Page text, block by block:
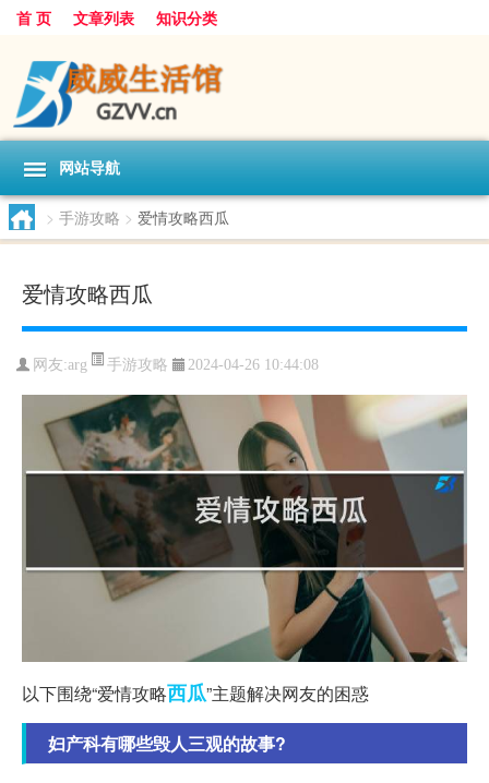
首 页 文章列表 知识分类
网站导航
> 手游攻略 > 爱情攻略西瓜
爱情攻略西瓜
网友:arg 手游攻略 2024-04-26 10:44:08
以下围绕“爱情攻略西瓜”主题解决网友的困惑
妇产科有哪些毁人三观的故事?